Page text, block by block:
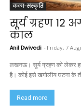
कला-संस्कृति
सूर्य ग्रहण 12
काल
Anil Dwivedi - Friday, 7
लखनऊ। सूर्य ग्रहण को लेकर हर
है। कोई इसे खगोलीय घटना के
Read more